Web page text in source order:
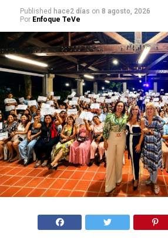
Published hace2 días on 8 agosto, 2026
Por Enfoque TeVe